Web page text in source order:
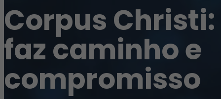
Corpus Christi:
faz caminho e
compromisso